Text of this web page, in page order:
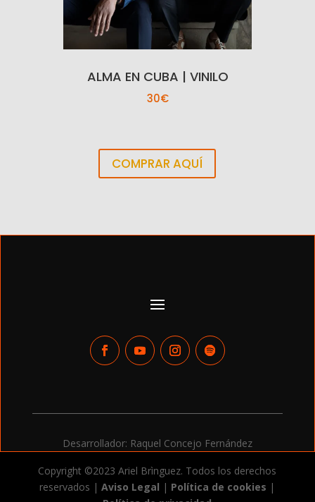
ALMA EN CUBA | VINILO
30€
COMPRAR AQUÍ
Desarrollador: Raquel Concejo Fernández
Copyright ©2023 Ariel Brìnguez. Todos los derechos
reservados |Aviso Legal | Política de cookies |